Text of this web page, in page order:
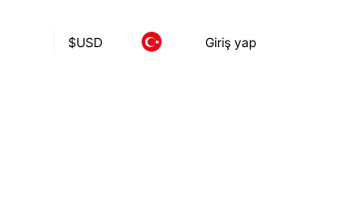
$USD Giriş yap